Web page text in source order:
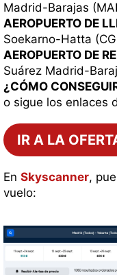
Madrid-Barajas
AEROPUERTO DE
Soekarno-Hatta
AEROPUERTO DE
Suárez Madrid-
¿CÓMO
o sigue los enlaces
IR A LA
En Skyscanner,
vuelo: